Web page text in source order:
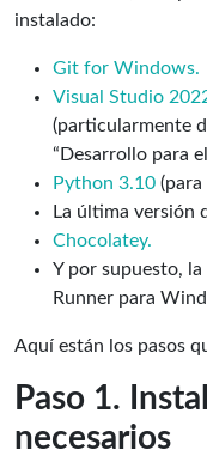
instalado:
Git for Windows.
Visual Studio
(particularmente
“Desarrollo para
Python 3.10 (para
La última versión
Chocolatey.
Y por supuesto,
Runner para
Aquí están los pasos
Paso 1.
necesarios